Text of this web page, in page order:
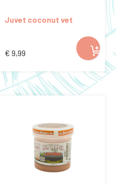
Juvet coconut vet
€ 9,99